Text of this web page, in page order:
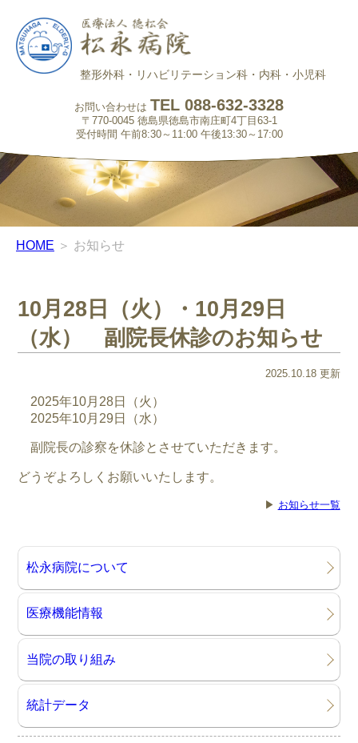
整形外科・リハビリテーション科・内科・小児科
お問い合わせは TEL 088-632-3328
〒770-0045 徳島県徳島市南庄町4丁目63-1
受付時間 午前8:30～11:00 午後13:30～17:00
HOME ＞ お知らせ
10月28日（火）・10月29日
（水） 副院長休診のお知らせ
2025.10.18 更新
2025年10月28日（火）
2025年10月29日（水）
副院長の診察を休診とさせていただきます。
どうぞよろしくお願いいたします。
▶ お知らせ一覧
松永病院について
医療機能情報
当院の取り組み
統計データ